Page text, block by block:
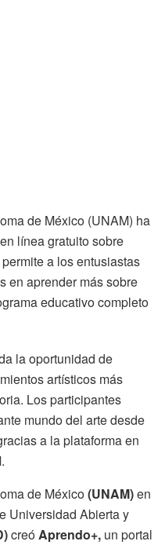
de México (UNAM) ha
línea gratuito sobre
a los entusiastas
en aprender más sobre
educativo completo
la oportunidad de
artísticos más
Los participantes
mundo del arte desde
a la plataforma en
de México(UNAM)en
Universidad Abierta y
creóAprendo+, un portal